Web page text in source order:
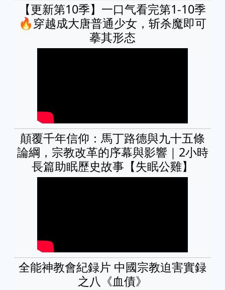
【更新第10季】一口气看完第1-10季
🔥穿越成大唐普通少女，斩杀魔即可
摹其形态
顛覆千年信仰：馬丁路德與九十五條
論綱，宗教改革的序幕與影響｜2小時
長篇助眠歷史故事【失眠公雞】
全能神教會紀録片 中國宗教迫害實録
之八《血債》